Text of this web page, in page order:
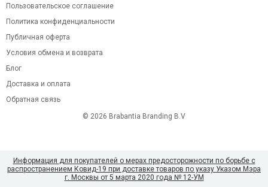
Пользовательское соглашение
Политика конфиденциальности
Публичная оферта
Условия обмена и возврата
Блог
Доставка и оплата
Обратная связь
© 2026 Brabantia Branding B.V
Информация для покупателей о мерах предосторожности по борьбе с
распространением Ковид-19 при доставке товаров по указу Указом Мэра
г. Москвы от 5 марта 2020 года № 12-УМ